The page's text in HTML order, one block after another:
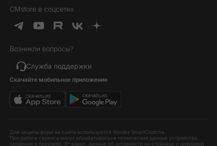
Услуги и софт
Идеи подарков
Товары дня
Выгодные комплекты
Хиты продаж
Уценка
CMstore в соцсетях
Возникли вопросы?
Служба поддержки
Скачайте мобильное приложение
Для защиты форм на сайте используется Yandex SmartCaptcha.
При работе сервиса могут обрабатываться технические данные устройства,
сведения о браузере, IP-адрес, данные об активности на странице и цифровой